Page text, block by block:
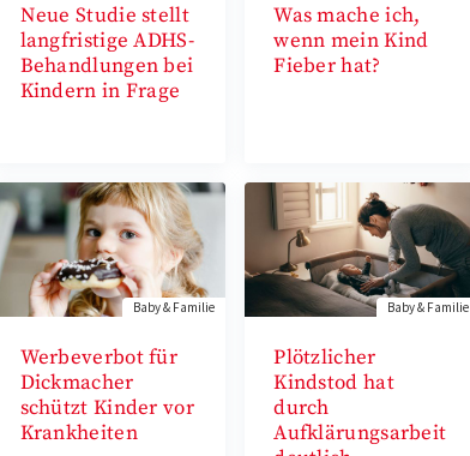
Neue Studie stellt
langfristige ADHS-
Behandlungen bei
Kindern in Frage
Was mache ich,
wenn mein Kind
Fieber hat?
Baby & Familie
Werbeverbot für
Dickmacher
schützt Kinder vor
Krankheiten
Baby & Familie
Plötzlicher
Kindstod hat
durch
Aufklärungsarbeit